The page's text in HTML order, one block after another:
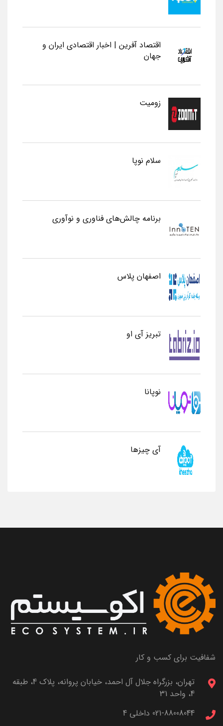
اقتصاد آفرین | اخبار اقتصادی ایران و
جهان
زومیت
سلام نوپا
برنامه چالش‌های فناوری و نوآوری
اصفهان پلاس
تبریز آی او
نوپانا
آی چیزها
شفافیت برای کسب و کار
تهران، بزرگراه جلال آل احمد، خیابان پروانه، پلاک 4، طبقه
4، واحد 31
021-88008044 داخلی 4